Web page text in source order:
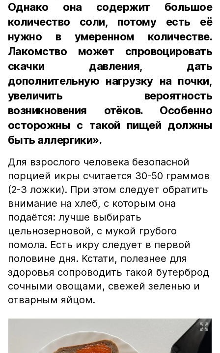
Однако она содержит большое
количество соли, потому есть её
нужно в умеренном количестве.
Лакомство может спровоцировать
скачки давления, дать
дополнительную нагрузку на почки,
увеличить вероятность
возникновения отёков. Особенно
осторожны с такой пищей должны
быть аллергики».
Для взрослого человека безопасной
порцией икры считается 30-50 граммов
(2-3 ложки). При этом следует обратить
внимание на хлеб, с которым она
подаётся: лучше выбирать
цельнозерновой, с мукой грубого
помола. Есть икру следует в первой
половине дня. Кстати, полезнее для
здоровья сопроводить такой бутерброд
сочными овощами, свежей зеленью и
отварным яйцом.